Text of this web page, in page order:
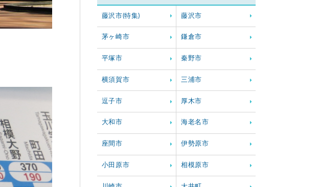
藤沢市(特集) 藤沢市
茅ヶ崎市 鎌倉市
平塚市 秦野市
横須賀市 三浦市
逗子市 厚木市
大和市 海老名市
座間市 伊勢原市
小田原市 相模原市